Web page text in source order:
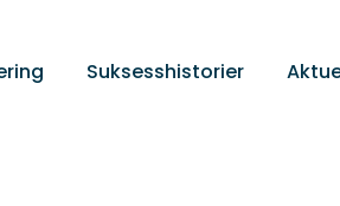
Suksesshistorier